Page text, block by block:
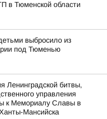
в Тюменской области
выбросило из
под Тюменью
Ленинградской битвы,
управления
к Мемориалу Славы в
Мансийска